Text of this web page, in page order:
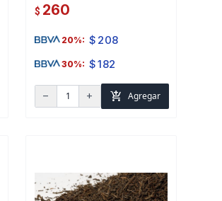
$ 260
20%: $ 208
30%: $182
remove add add_shopping_cart Agregar